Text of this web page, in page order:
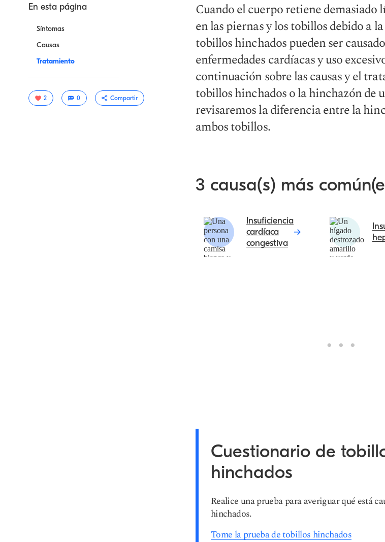
En esta página
Síntomas
Causas
Tratamiento
2 0 Compartir
Cuando el cuerpo retiene demasiado
en las piernas y los tobillos debido a
tobillos hinchados pueden ser
enfermedades cardíacas y uso
continuación sobre las causas y el
tobillos hinchados o la hinchazón de
revisaremos la diferencia entre la
ambos tobillos.
3 causa(s) más
Insuficiencia
cardíaca
congestiva
Cuestionario de
hinchados
Realice una prueba para averiguar qué está
hinchados.
Tome la prueba de tobillos hinchados